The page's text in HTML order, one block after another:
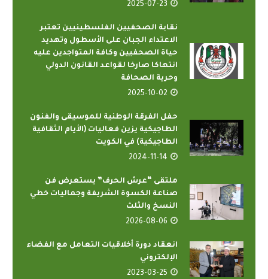
2025-07-23
نقابة الصحفيين الفلسطينيين تعتبر
الاعتداء الجبان على الأسطول وتهديد
حياة الصحفيين وكافة المتواجدين عليه
انتهاكا صارخا لقواعد القانون الدولي
وحرية الصحافة
2025-10-02
حفل الفرقة الوطنية للموسيقى والفنون
الطاجيكية يزين فعاليات (الأيام الثقافية
الطاجيكية) في الكويت
2024-11-14
ملتقى “عرش الحرف” يستعرض فن
صناعة الكسوة الشريفة وجماليات خطي
النسخ والثلث
2026-08-06
انعقاد دورة أخلاقيات التعامل مع الفضاء
الإلكتروني
2023-03-25